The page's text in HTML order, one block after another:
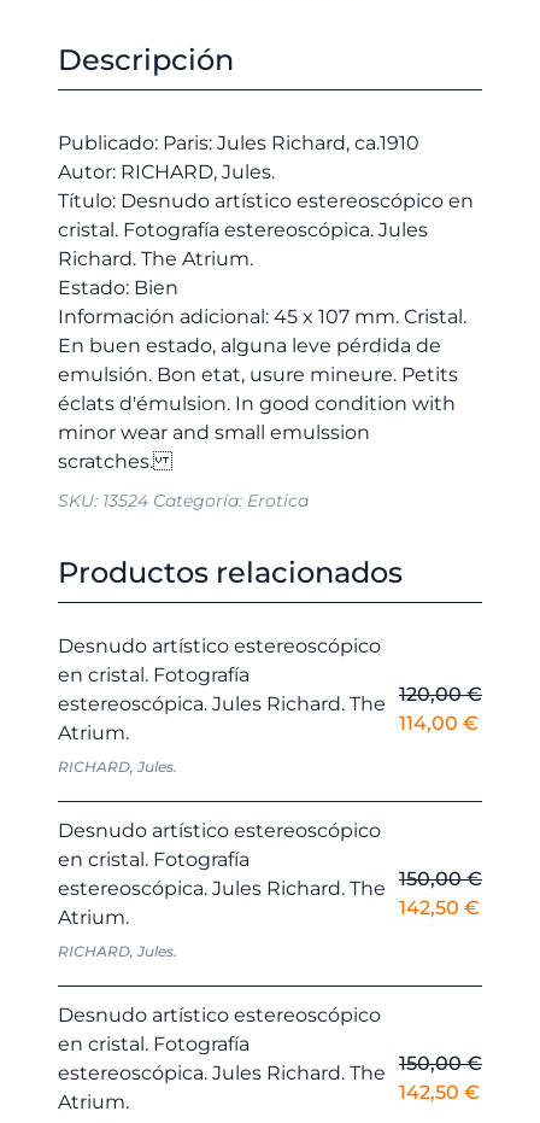
era:
es:
en
estereoscópica.
Jules
Richard.
The
Atrium.
cantidad
Descripción
Publicado: Paris: Jules Richard, ca.1910
Autor: RICHARD, Jules.
Título: Desnudo artístico estereoscópico en
cristal. Fotografía estereoscópica. Jules
Richard. The Atrium.
Estado: Bien
Información adicional: 45 x 107 mm. Cristal.
En buen estado, alguna leve pérdida de
emulsión. Bon etat, usure mineure. Petits
éclats d'émulsion. In good condition with
minor wear and small emulssion
SKU: 13524 Categoría: Erotica
Productos relacionados
Desnudo artístico estereoscópico
en cristal. Fotografía
estereoscópica. Jules Richard. The
Atrium.
RICHARD, Jules.
120,00€
El
era:
114,00 €
es:
Desnudo artístico estereoscópico
en cristal. Fotografía
estereoscópica. Jules Richard. The
Atrium.
RICHARD, Jules.
150,00€
El
era:
142,50 €
es:
Desnudo artístico estereoscópico
en cristal. Fotografía
estereoscópica. Jules Richard. The
Atrium.
150,00€
El
142,50 €